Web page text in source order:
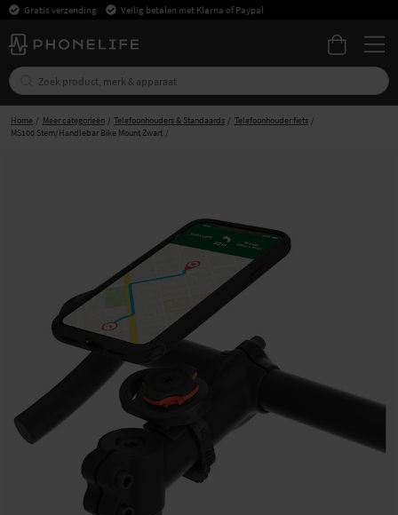
Gratis verzending Veilig betalen met Klarna of Paypal
Home Meer categorieën Telefoonhouders & Standaards
Telefoonhouder fiets
MS100 Stem/Handlebar Bike Mount Zwart